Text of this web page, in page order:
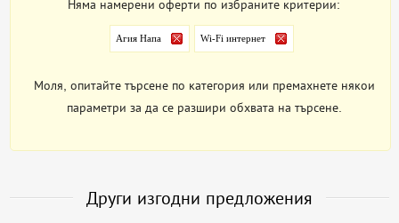
Няма намерени оферти по избраните критерии:
Агия Напа Wi-Fi интернет
Моля, опитайте търсене по категория или премахнете някои
параметри за да се разшири обхвата на търсене.
Други изгодни предложения